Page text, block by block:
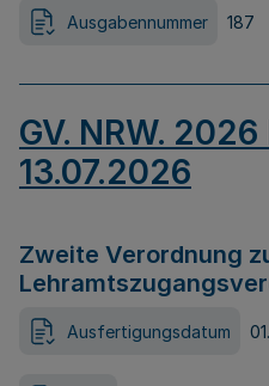
Ausgabennummer 187
GV. NRW.
13.07.2026
Zweite Verordnung
Ausfertigungsdatum